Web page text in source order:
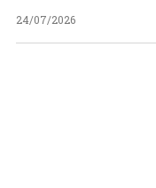
24/07/2026